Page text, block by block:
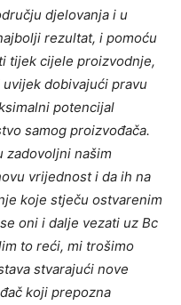
djelovanja i u
rezultat, i pomoću
tijek cijele proizvodnje,
dobivajući pravu
potencijal
samog proizvođača.
zadovoljni našim
vrijednost i da ih na
koje stječu ostvarenim
oni i dalje vezati uz Bc
to reći, mi trošimo
stvarajući nove
koji prepozna